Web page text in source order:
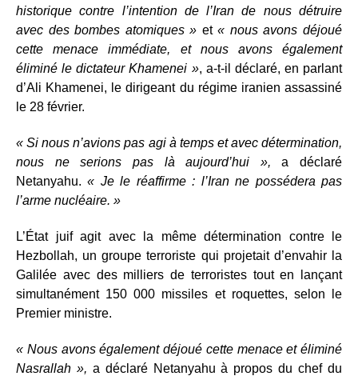
historique contre l’intention de l’Iran de nous détruire
avec des bombes atomiques » et« nous avons déjoué
cette menace immédiate, et nous avons également
éliminé le dictateur Khamenei », a-t-il déclaré, en parlant
d’Ali Khamenei, le dirigeant du régime iranien assassiné
le 28 février.
« Si nous n’avions pas agi à temps et avec détermination,
nous ne serions pas là aujourd’hui », a déclaré
Netanyahu.« Je le réaffirme : l’Iran ne possédera pas
l’arme nucléaire. »
L’État juif agit avec la même détermination contre le
Hezbollah, un groupe terroriste qui projetait d’envahir la
Galilée avec des milliers de terroristes tout en lançant
simultanément 150 000 missiles et roquettes, selon le
Premier ministre.
« Nous avons également déjoué cette menace et éliminé
Nasrallah », a déclaré Netanyahu à propos du chef du